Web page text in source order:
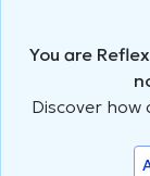
You are
Discover